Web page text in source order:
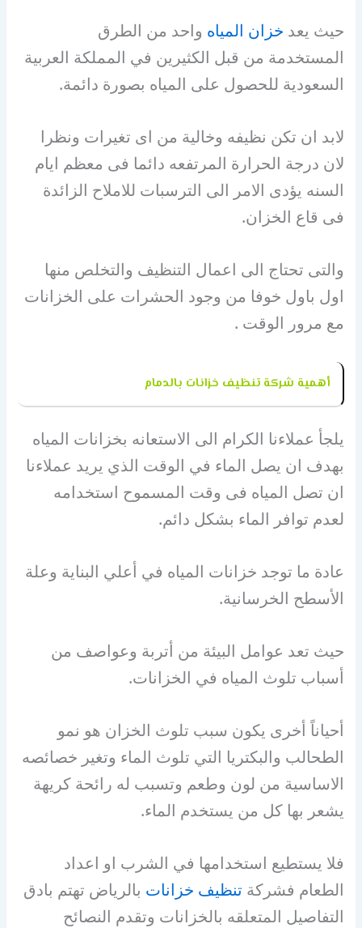
حيث يعد خزان المياه واحد من الطرق
المستخدمة من قبل الكثيرين في المملكة العربية
السعودية للحصول على المياه بصورة دائمة.
لابد ان تكن نظيفه وخالية من اى تغيرات ونظرا
لان درجة الحرارة المرتفعه دائما فى معظم ايام
السنه يؤدى الامر الى الترسبات للاملاح الزائدة
فى قاع الخزان.
والتى تحتاج الى اعمال التنظيف والتخلص منها
اول باول خوفا من وجود الحشرات على الخزانات
مع مرور الوقت .
أهمية شركة تنظيف خزانات بالدمام
يلجأ عملاءنا الكرام الى الاستعانه بخزانات المياه
بهدف ان يصل الماء في الوقت الذي يريد عملاءنا
ان تصل المياه فى وقت المسموح استخدامه
لعدم توافر الماء بشكل دائم.
عادة ما توجد خزانات المياه في أعلي البناية وعلة
الأسطح الخرسانية.
حيث تعد عوامل البيئة من أتربة وعواصف من
أسباب تلوث المياه في الخزانات.
أحياناً أخرى يكون سبب تلوث الخزان هو نمو
الطحالب والبكتريا التي تلوث الماء وتغير خصائصه
الاساسية من لون وطعم وتسبب له رائحة كريهة
يشعر بها كل من يستخدم الماء.
فلا يستطيع استخدامها في الشرب او اعداد
الطعام فشركة تنظيف خزانات بالرياض تهتم بادق
التفاصيل المتعلقه بالخزانات وتقدم النصائح